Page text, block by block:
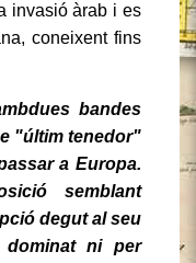
invasió àrab i es
coneixent fins
bandes
"últim tenedor"
a Europa.
semblant
degut al seu
dominat ni per